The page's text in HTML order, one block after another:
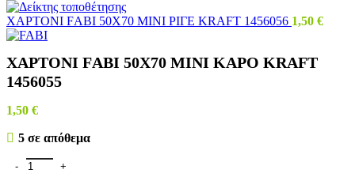
ΧΑΡΤΟΝΙ FΑΒΙ 50Χ70 ΜΙΝΙ ΡΙΓΕ ΚRΑFΤ 1456056 1,50 €
ΧΑΡΤΟΝΙ FΑΒΙ 50Χ70 ΜΙΝΙ ΚΑΡΟ ΚRΑFΤ
1456055
1,50 €
5 σε απόθεμα
ΧΑΡΤΟΝΙ FΑΒΙ 50Χ70 ΜΙΝΙ ΚΑΡΟ ΚRΑFΤ 1456055 ποσότητα